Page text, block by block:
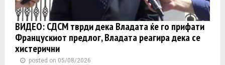
ВИДЕО: СДСМ тврди дека Владата ќе го прифати
Францускиот предлог, Владата реагира дека се
хистерични
posted on 05/08/2026